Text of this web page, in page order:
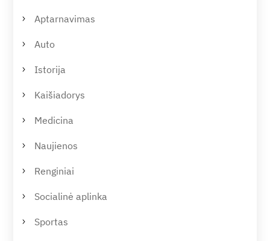
Aptarnavimas
Auto
Istorija
Kaišiadorys
Medicina
Naujienos
Renginiai
Socialinė aplinka
Sportas